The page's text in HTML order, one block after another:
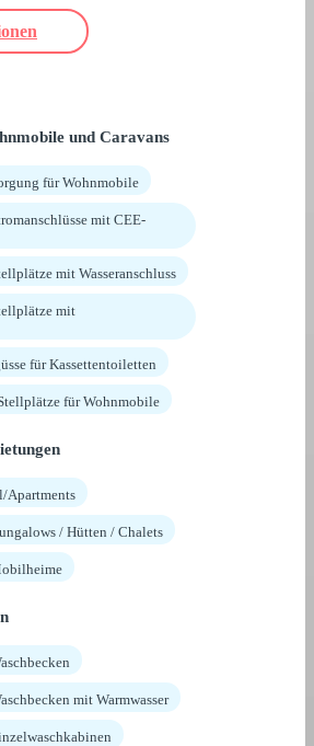
und Caravans
für Wohnmobile
mit CEE-
mit Wasseranschluss
mit
für Kassettentoiletten
für Wohnmobile
Apartments
/ Hütten / Chalets
mit Warmwasser